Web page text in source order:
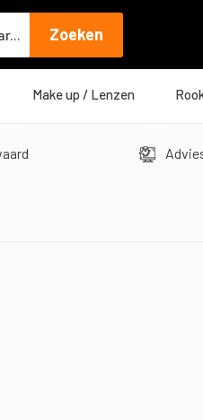
Zoeken
Make up / Lenzen